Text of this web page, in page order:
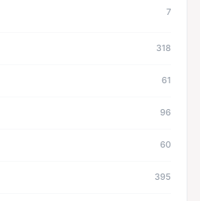
7
318
61
96
60
395